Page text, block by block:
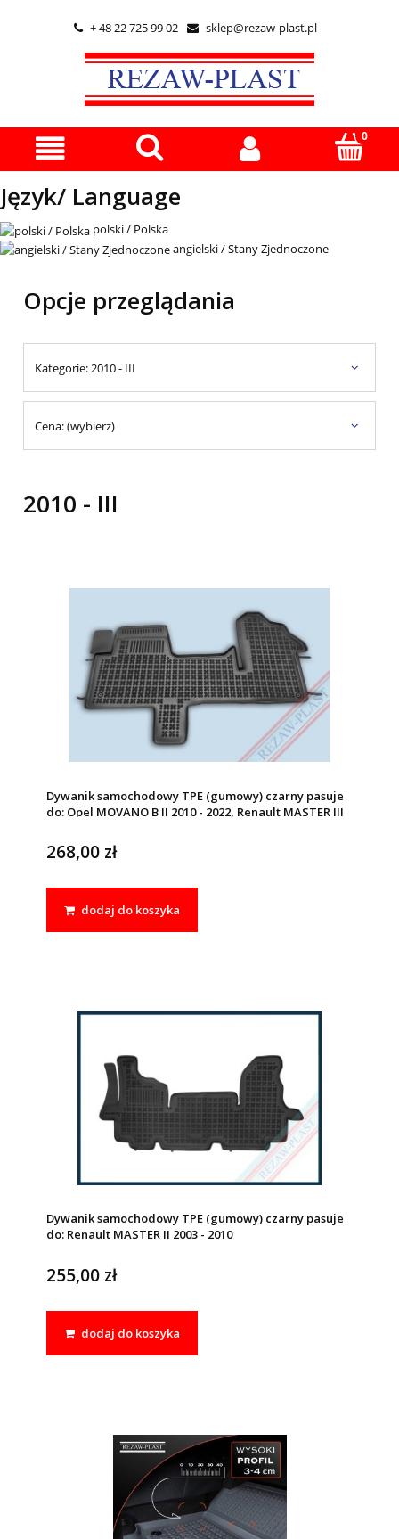
 + 48 22 725 99 02  sklep@rezaw-plast.pl
Język/ Language
polski / Polska
angielski / Stany Zjednoczone
Opcje przeglądania
Kategorie: 2010 - III
Cena: (wybierz)
2010 - III
Dywanik samochodowy TPE (gumowy) czarny pasuje
do: Opel MOVANO B II 2010 - 2022, Renault MASTER III
268,00 zł
dodaj do koszyka
Dywanik samochodowy TPE (gumowy) czarny pasuje
do: Renault MASTER II 2003 - 2010
255,00 zł
dodaj do koszyka